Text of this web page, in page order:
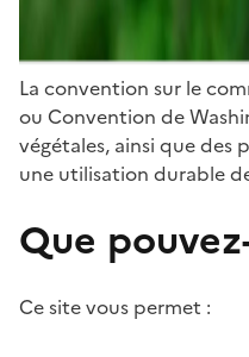
La convention sur le
ou Convention de
végétales, ainsi que des
une utilisation durable
Que
Ce site vous permet :